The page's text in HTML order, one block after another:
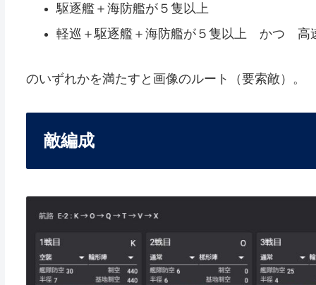
駆逐艦＋海防艦が５隻以上
軽巡＋駆逐艦＋海防艦が５隻以上 かつ 高
のいずれかを満たすと画像のルート（要索敵）。
敵編成